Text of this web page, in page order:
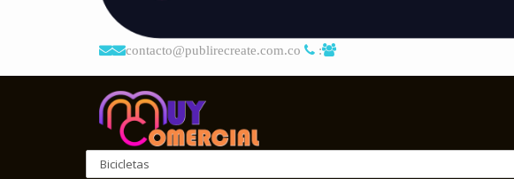
contacto@publirecreate.com.co :